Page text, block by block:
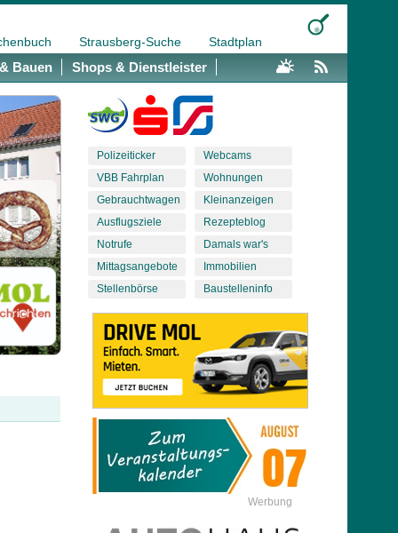
Strausberg-Suche Stadtplan
Bauen Shops & Dienstleister
Polizeiticker
VBB Fahrplan
Gebrauchtwagen
Ausflugsziele
Notrufe
Mittagsangebote
Stellenbörse
Webcams
Wohnungen
Kleinanzeigen
Rezepteblog
Damals war's
Immobilien
Baustelleninfo
Werbung